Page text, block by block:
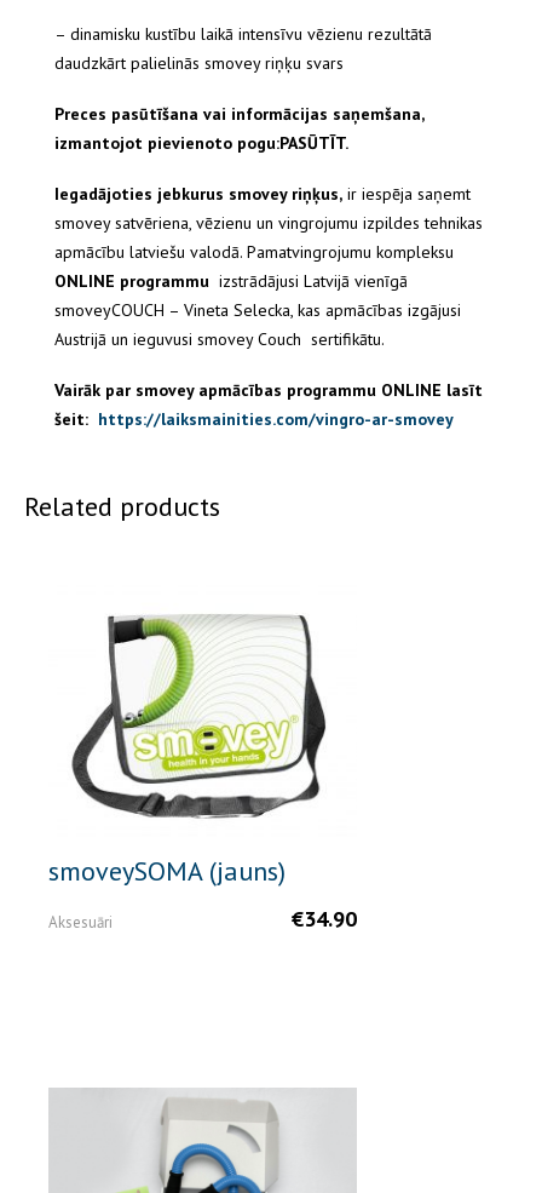
– dinamisku kustību laikā intensīvu vēzienu rezultātā
daudzkārt palielinās smovey riņķu svars
Preces pasūtīšana vai informācijas saņemšana,
izmantojot pievienoto pogu:PASŪTĪT.
Iegadājoties jebkurus smovey riņķus, ir iespēja saņemt
smovey satvēriena, vēzienu un vingrojumu izpildes tehnikas
apmācību latviešu valodā. Pamatvingrojumu kompleksu
ONLINE programmu izstrādājusi Latvijā vienīgā
smoveyCOUCH – Vineta Selecka, kas apmācības izgājusi
Austrijā un ieguvusi smovey Couch sertifikātu.
Vairāk par smovey apmācības programmu ONLINE lasīt
šeit: https://laiksmainities.com/vingro-ar-smovey
Related products
smoveySOMA (jauns)
€34.90
Aksesuāri